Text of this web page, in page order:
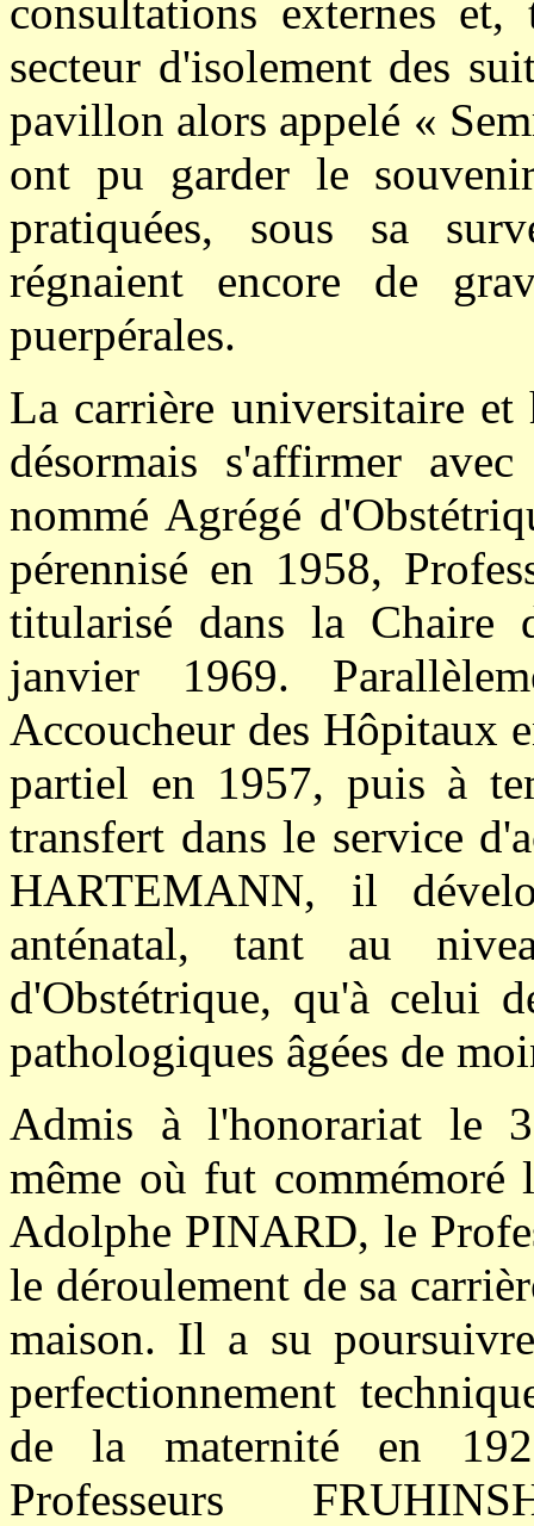
consultations externes
secteur d'isolement des
pavillon alors appelé «
ont pu garder le
pratiquées, sous sa
régnaient encore de
puerpérales.
La carrière universitaire
désormais s'affirmer
nommé Agrégé
pérennisé en 1958,
titularisé dans la Chaire
janvier 1969.
Accoucheur des Hôpitaux
partiel en 1957, puis à
transfert dans le service
HARTEMANN, il
anténatal, tant au
d'Obstétrique, qu'à celui
pathologiques âgées de
Admis à l'honorariat le
même où fut commémoré
Adolphe PINARD, le
le déroulement de sa
maison. Il a su
perfectionnement
de la maternité en
Professeurs